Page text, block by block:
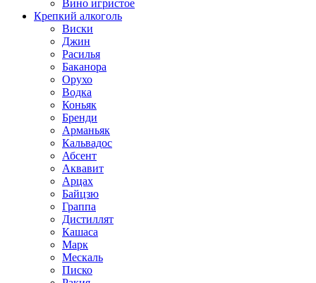
Вино игристое
Крепкий алкоголь
Виски
Джин
Расилья
Баканора
Орухо
Водка
Коньяк
Бренди
Арманьяк
Кальвадос
Абсент
Аквавит
Арцах
Байцзю
Граппа
Дистиллят
Кашаса
Марк
Мескаль
Писко